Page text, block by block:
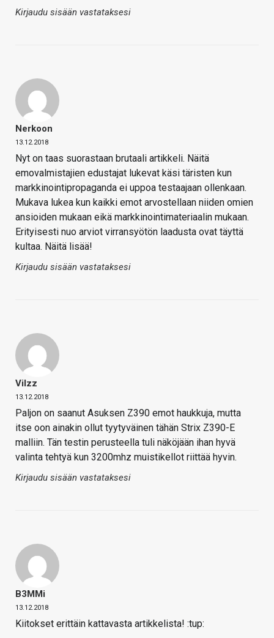
Kirjaudu sisään vastataksesi
Nerkoon
13.12.2018
Nyt on taas suorastaan brutaali artikkeli. Näitä
emovalmistajien edustajat lukevat käsi täristen kun
markkinointipropaganda ei uppoa testaajaan ollenkaan.
Mukava lukea kun kaikki emot arvostellaan niiden omien
ansioiden mukaan eikä markkinointimateriaalin mukaan.
Erityisesti nuo arviot virransyötön laadusta ovat täyttä
kultaa. Näitä lisää!
Kirjaudu sisään vastataksesi
Vilzz
13.12.2018
Paljon on saanut Asuksen Z390 emot haukkuja, mutta
itse oon ainakin ollut tyytyväinen tähän Strix Z390-E
malliin. Tän testin perusteella tuli näköjään ihan hyvä
valinta tehtyä kun 3200mhz muistikellot riittää hyvin.
Kirjaudu sisään vastataksesi
B3MMi
13.12.2018
Kiitokset erittäin kattavasta artikkelista! :tup: